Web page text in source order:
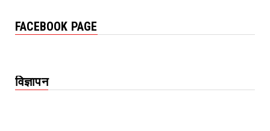
FACEBOOK PAGE
विज्ञापन